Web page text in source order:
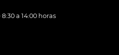
a 14:00 horas